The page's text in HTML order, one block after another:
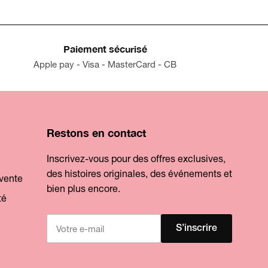
Paiement sécurisé
Apple pay - Visa - MasterCard - CB
Restons en contact
Inscrivez-vous pour des offres exclusives,
des histoires originales, des événements et
bien plus encore.
S’inscrire